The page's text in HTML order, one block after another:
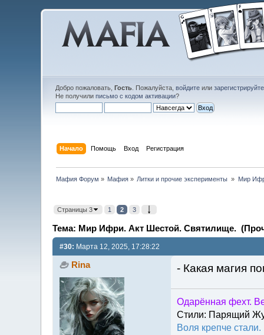
Добро пожаловать, Гость. Пожалуйста, войдитеили
Не получили письмо с кодом активации?
Начало Помощь Вход Регистрация
Мафия Форум » Мафия » Литки и прочие эксперименты » Мир
Страницы 3 1 2 3
Тема: Мир Ифри. Акт Шестой. Святилище.
#30: Марта 12, 2025, 17:28:22
Rina - Какая магия
Одарённая фехт.
Стили: Парящий
Воля крепче